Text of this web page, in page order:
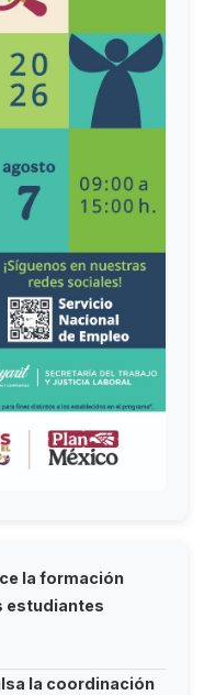
la formación
estudiantes
la coordinación